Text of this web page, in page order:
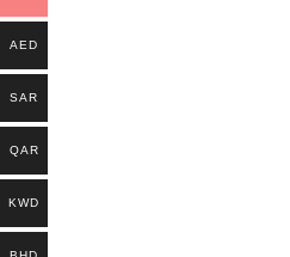
AED
SAR
QAR
KWD